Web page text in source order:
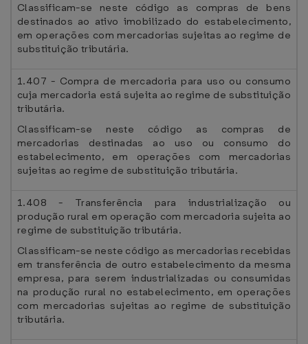
Classificam-se neste código as compras de bens
destinados ao ativo imobilizado do estabelecimento,
em operações com mercadorias sujeitas ao regime de
substituição tributária.
1.407 - Compra de mercadoria para uso ou consumo
cuja mercadoria está sujeita ao regime de substituição
tributária.
Classificam-se neste código as compras de
mercadorias destinadas ao uso ou consumo do
estabelecimento, em operações com mercadorias
sujeitas ao regime de substituição tributária.
1.408 - Transferência para industrialização ou
produção rural em operação com mercadoria sujeita ao
regime de substituição tributária.
Classificam-se neste código as mercadorias recebidas
em transferência de outro estabelecimento da mesma
empresa, para serem industrializadas ou consumidas
na produção rural no estabelecimento, em operações
com mercadorias sujeitas ao regime de substituição
tributária.